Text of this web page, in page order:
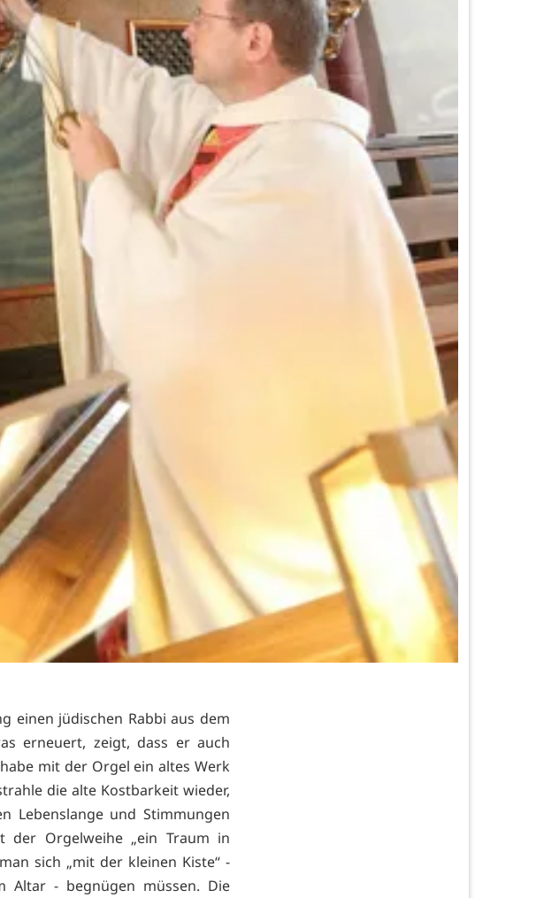
einen jüdischen Rabbi aus dem
erneuert, zeigt, dass er auch
mit der Orgel ein altes Werk
die alte Kostbarkeit wieder,
Lebenslange und Stimmungen
der Orgelweihe „ein Traum in
sich „mit der kleinen Kiste“ -
Altar - begnügen müssen. Die